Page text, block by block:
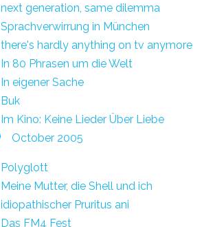
next generation, same dilemma
Sprachverwirrung in München
there's hardly anything on tv anymore
In 80 Phrasen um die Welt
In eigener Sache
Buk
Im Kino: Keine Lieder Über Liebe
October 2005
Polyglott
Meine Mutter, die Shell und ich
idiopathischer Pruritus ani
Das FM4 Fest